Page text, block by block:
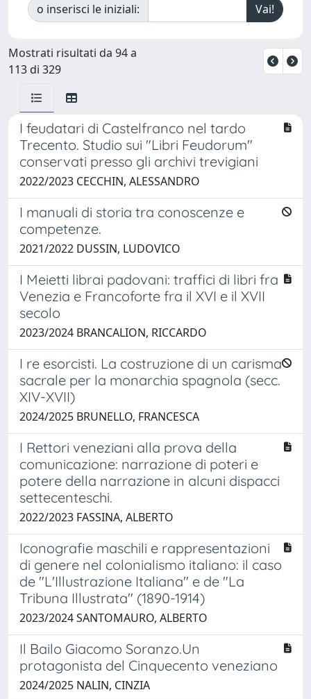
o inserisci le iniziali:
Mostrati risultati da 94 a
113 di 329
I feudatari di Castelfranco nel tardo
Trecento. Studio sui "Libri Feudorum"
conservati presso gli archivi trevigiani
2022/2023 CECCHIN, ALESSANDRO
I manuali di storia tra conoscenze e
competenze.
2021/2022 DUSSIN, LUDOVICO
I Meietti librai padovani: traffici di libri fra
Venezia e Francoforte fra il XVI e il XVII
secolo
2023/2024 BRANCALION, RICCARDO
I re esorcisti. La costruzione di un carisma
sacrale per la monarchia spagnola (secc.
XIV-XVII)
2024/2025 BRUNELLO, FRANCESCA
I Rettori veneziani alla prova della
comunicazione: narrazione di poteri e
potere della narrazione in alcuni dispacci
settecenteschi.
2022/2023 FASSINA, ALBERTO
Iconografie maschili e rappresentazioni
di genere nel colonialismo italiano: il caso
de "L'Illustrazione Italiana" e de "La
Tribuna Illustrata" (1890-1914)
2023/2024 SANTOMAURO, ALBERTO
Il Bailo Giacomo Soranzo.Un
protagonista del Cinquecento veneziano
2024/2025 NALIN, CINZIA